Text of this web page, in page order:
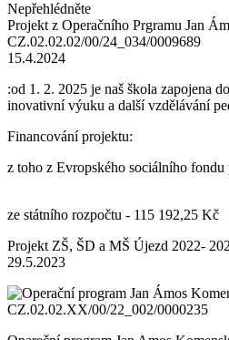
Nepřehlédněte
Projekt z Operačního Prgramu Jan
CZ.02.02.02/00/24_034/0009689
15.4.2024
:od 1. 2. 2025 je naš škola zapojena
inovativní výuku a další vzdělávání
Financování projektu:
z toho z Evropského sociálního
ze státního rozpočtu - 115 192,25 Kč
Projekt ZŠ, ŠD a MŠ Újezd 2022-
29.5.2023